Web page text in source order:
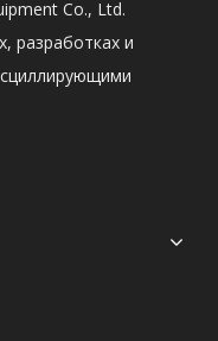
Co., Ltd.
разработках и